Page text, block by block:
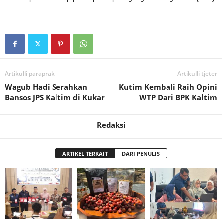
Artikulli paraprak
Wagub Hadi Serahkan
Bansos JPS Kaltim di Kukar
Artikulli tjetër
Kutim Kembali Raih Opini
WTP Dari BPK Kaltim
Redaksi
ARTIKEL TERKAIT DARI PENULIS